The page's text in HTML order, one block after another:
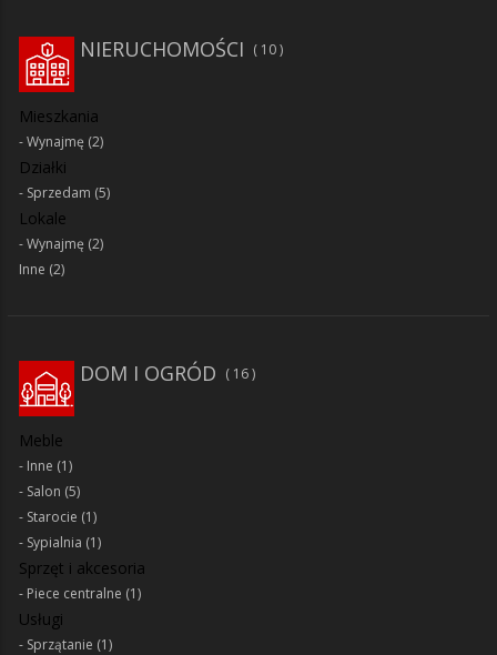
NIERUCHOMOŚCI 10
Mieszkania
Wynajmę (2)
Działki
Sprzedam (5)
Lokale
Wynajmę (2)
Inne (2)
DOM I OGRÓD 16
Meble
Inne (1)
Salon (5)
Starocie (1)
Sypialnia (1)
Sprzęt i akcesoria
Piece centralne (1)
Usługi
Sprzątanie (1)